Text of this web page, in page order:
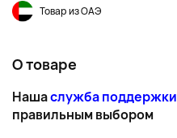
Товар из ОАЭ
О товаре
Нашаслужба поддержки
правильным выбором